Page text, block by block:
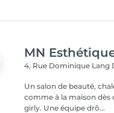
MN
4, Rue Dominique Lang
Un salon de beauté,
comme à la maison dès qu'on
girly. Une équipe drô...